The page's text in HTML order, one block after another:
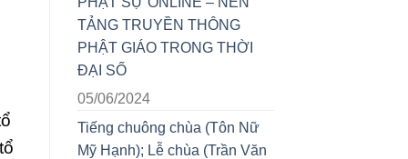
TẢNG TRUYỀN THÔNG
PHẬT GIÁO TRONG THỜI
ĐẠI SỐ
05/06/2024
Tiếng chuông chùa (Tôn Nữ
Mỹ Hạnh); Lễ chùa (Trần Văn